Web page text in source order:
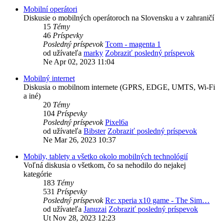
Mobilní operátori
Diskusie o mobilných operátoroch na Slovensku a v zahraničí
15 Témy
46 Príspevky
Posledný príspevok Tcom - magenta 1
od užívateľa marky Zobraziť posledný príspevok
Ne Apr 02, 2023 11:04
Mobilný internet
Diskusia o mobilnom internete (GPRS, EDGE, UMTS, Wi-Fi
a iné)
20 Témy
104 Príspevky
Posledný príspevok Pixel6a
od užívateľa Bibster Zobraziť posledný príspevok
Ne Mar 26, 2023 10:37
Mobily, tablety a všetko okolo mobilných technológií
Voľná diskusia o všetkom, čo sa nehodilo do nejakej
kategórie
183 Témy
531 Príspevky
Posledný príspevok Re: xperia x10 game - The Sim…
od užívateľa Januzai Zobraziť posledný príspevok
Ut Nov 28, 2023 12:23